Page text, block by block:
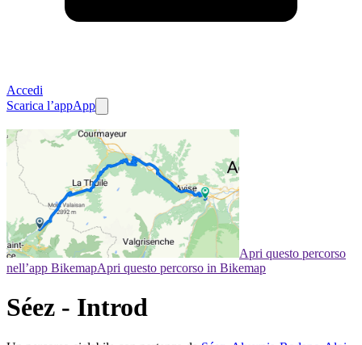
Accedi
Scarica l’appApp
Apri questo percorso
nell’app BikemapApri questo percorso in Bikemap
Séez - Introd